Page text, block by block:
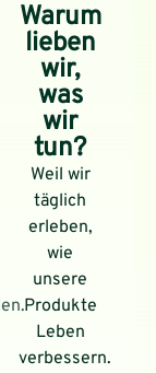
Warum
lieben
wir,
was
wir
tun?
Weil wir
täglich
erleben,
wie
unsere
Produkte
Leben
verbessern.